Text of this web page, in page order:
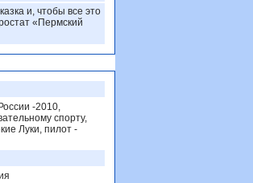
и, чтобы все это
«Пермский
-2010,
спорту,
Луки, пилот -